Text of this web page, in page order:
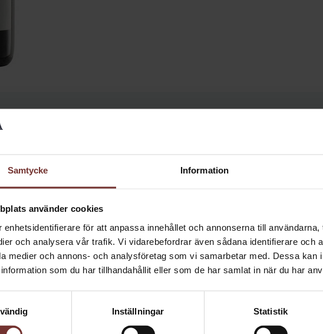
Samtycke Information
använder cookies
enhetsidentifierare för att anpassa innehållet och annonserna till
och analysera vår trafik. Vi vidarebefordrar även sådana identifierare och
medier och annons- och analysföretag som vi samarbetar med. Dessa kan
som du har tillhandahållit eller som de har samlat in när du har
Inställningar Statistik
Passar till
kött och långtidslagrade hårdostar
Smak
Harmonisk, fruktig och kryddig smak av mörka bär och viol
Intensiv, delikat doft med inslag av mörka bär, viol, höstskog
Nöt
VÄLKOMMEN
TILL VINSTON
Vinston är en webbplats som marknadsför vin och
drycker från Solera Beverage Group Sweden. Vårt
måste du vara över 25 år.